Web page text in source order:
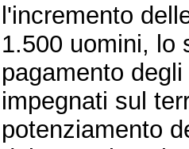
l'incremento
1.500 uomini, lo
pagamento
impegnati sul
potenziamento